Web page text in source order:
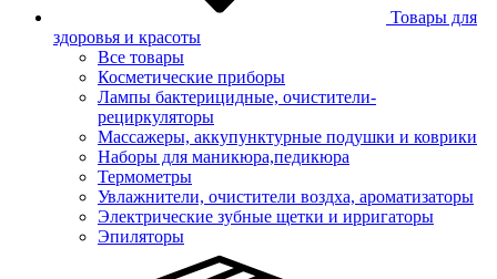
Товары для
здоровья и красоты
Все товары
Косметические приборы
Лампы бактерицидные, очистители-
рециркуляторы
Массажеры, аккупунктурные подушки и коврики
Наборы для маникюра,педикюра
Термометры
Увлажнители, очистители воздха, ароматизаторы
Электрические зубные щетки и ирригаторы
Эпиляторы